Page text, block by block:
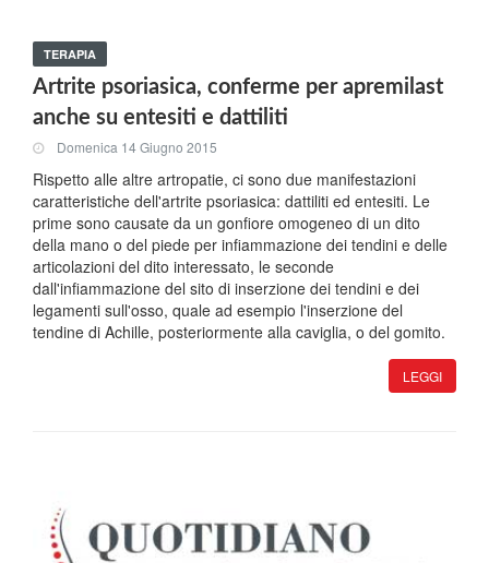
TERAPIA
Artrite psoriasica, conferme per apremilast
anche su entesiti e dattiliti
Domenica 14 Giugno 2015
Rispetto alle altre artropatie, ci sono due manifestazioni
caratteristiche dell'artrite psoriasica: dattiliti ed entesiti. Le
prime sono causate da un gonfiore omogeneo di un dito
della mano o del piede per infiammazione dei tendini e delle
articolazioni del dito interessato, le seconde
dall'infiammazione del sito di inserzione dei tendini e dei
legamenti sull'osso, quale ad esempio l'inserzione del
tendine di Achille, posteriormente alla caviglia, o del gomito.
LEGGI